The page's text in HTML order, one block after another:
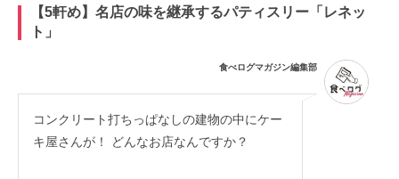
【5軒め】名店の味を継承するパティスリー「レネッ
ト」
食べログマガジン編集部
コンクリート打ちっぱなしの建物の中にケー
キ屋さんが！ どんなお店なんですか？